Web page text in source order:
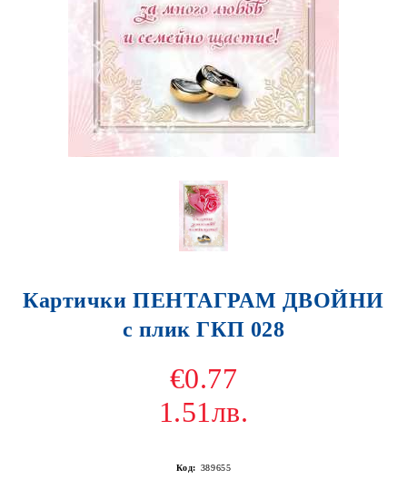
Картички ПЕНТАГРАМ ДВОЙНИ
с плик ГКП 028
€0.77
1.51лв.
Код: 389655